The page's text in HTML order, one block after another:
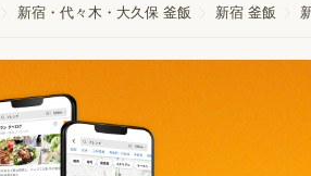
新宿・代々木・大久保 釜飯 新宿 釜飯